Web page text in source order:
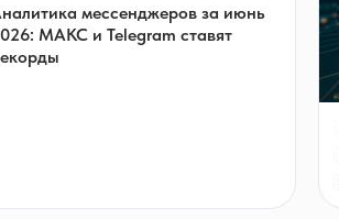
мессенджеров за июнь
МАКС и Telegram ставят